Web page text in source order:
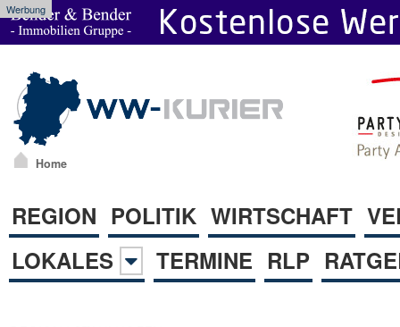
Werbung
Home
REGION POLITIK WIRTSCHAFT
LOKALES
TERMINE RLP